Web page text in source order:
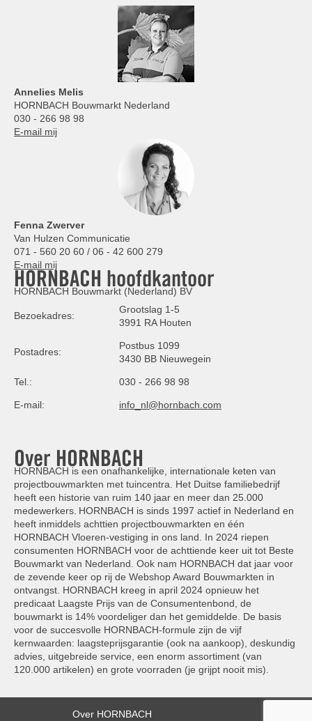
Annelies Melis
HORNBACH Bouwmarkt Nederland
030 - 266 98 98
E-mail mij
Fenna Zwerver
Van Hulzen Communicatie
071 - 560 20 60 / 06 - 42 600 279
E-mail mij
HORNBACH hoofdkantoor
HORNBACH Bouwmarkt (Nederland) BV
Bezoekadres:
Grootslag 1-5
3991 RA Houten
Postadres:
Postbus 1099
3430 BB Nieuwegein
Tel.: 030 - 266 98 98
E-mail: info_nl@hornbach.com
Over HORNBACH
HORNBACH is een onafhankelijke, internationale keten van
projectbouwmarkten met tuincentra. Het Duitse familiebedrijf
heeft een historie van ruim 140 jaar en meer dan 25.000
medewerkers. HORNBACH is sinds 1997 actief in Nederland en
heeft inmiddels achttien projectbouwmarkten en één
HORNBACH Vloeren-vestiging in ons land. In 2024 riepen
consumenten HORNBACH voor de achttiende keer uit tot Beste
Bouwmarkt van Nederland. Ook nam HORNBACH dat jaar voor
de zevende keer op rij de Webshop Award Bouwmarkten in
ontvangst. HORNBACH kreeg in april 2024 opnieuw het
predicaat Laagste Prijs van de Consumentenbond, de
bouwmarkt is 14% voordeliger dan het gemiddelde. De basis
voor de succesvolle HORNBACH-formule zijn de vijf
kernwaarden: laagsteprijsgarantie (ook na aankoop), deskundig
advies, uitgebreide service, een enorm assortiment (van
120.000 artikelen) en grote voorraden (je grijpt nooit mis).
Over HORNBACH